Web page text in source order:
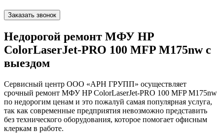
Заказать звонок
Недорогой ремонт МФУ HP
ColorLaserJet-PRO 100 MFP M175nw с
выездом
Сервисный центр ООО «АРН ГРУПП» осуществляет
срочный ремонт МФУ HP ColorLaserJet-PRO 100 MFP M175nw
по недорогим ценам и это пожалуй самая популярная услуга,
так как современные предприятия невозможно представить
без технического оборудования, которое помогает офисным
клеркам в работе.